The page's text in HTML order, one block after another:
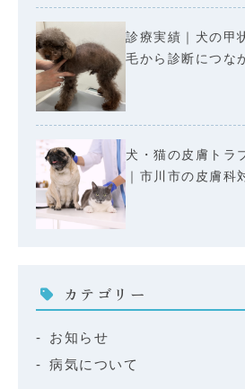
診療実績｜犬の甲
毛から診断につな
犬・猫の皮膚トラ
｜市川市の皮膚科
カテゴリー
お知らせ
病気について